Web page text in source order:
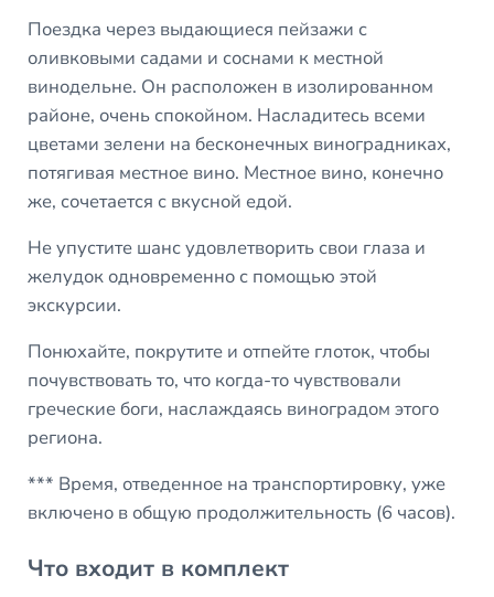
Поездка через выдающиеся пейзажи с
оливковыми садами и соснами к местной
винодельне. Он расположен в изолированном
районе, очень спокойном. Насладитесь всеми
цветами зелени на бесконечных виноградниках,
потягивая местное вино. Местное вино, конечно
же, сочетается с вкусной едой.
Не упустите шанс удовлетворить свои глаза и
желудок одновременно с помощью этой
экскурсии.
Понюхайте, покрутите и отпейте глоток, чтобы
почувствовать то, что когда-то чувствовали
греческие боги, наслаждаясь виноградом этого
региона.
*** Время, отведенное на транспортировку, уже
включено в общую продолжительность (6 часов).
Что входит в комплект